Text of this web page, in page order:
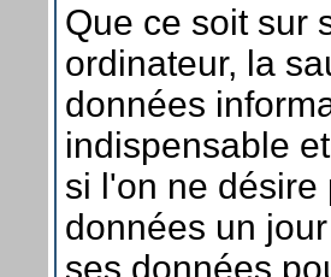
Que ce soit sur
ordinateur, la
données
indispensable
si l'on ne désire
données un
ses données